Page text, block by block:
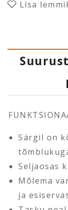
Lisa
Särgil on
Seljaosas
Mõlema
ja